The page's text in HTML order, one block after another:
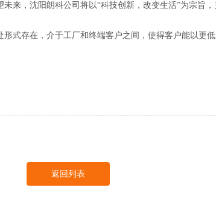
，沈阳朗科公司将以“科技创新，改变生活”为宗旨，
存在，介于工厂和终端客户之间，使得客户能以更
返回列表